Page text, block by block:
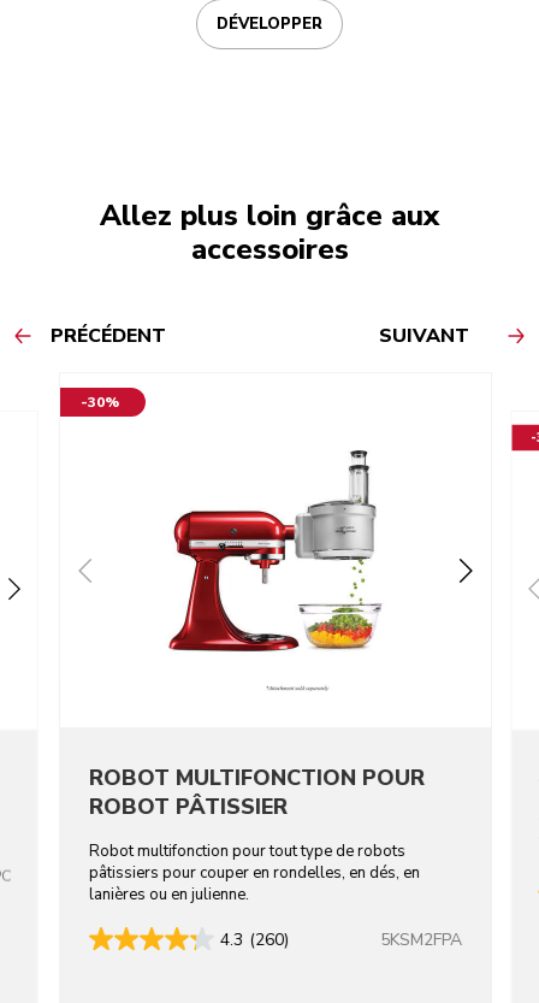
DÉVELOPPER
Allez plus loin grâce aux
accessoires
PRÉCÉDENT SUIVANT
-30%
ROBOT MULTIFONCTION POUR
ROBOT PÂTISSIER
Robot multifonction pour tout type de robots
pâtissiers pour couper en rondelles, en dés, en
lanières ou en julienne.
4.3 (260) 5KSM2FPA
-